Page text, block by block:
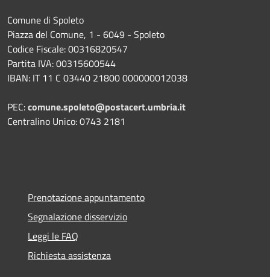
Comune di Spoleto
Piazza del Comune, 1 - 6049 - Spoleto
Codice Fiscale: 00316820547
Partita IVA: 00315600544
IBAN: IT 11 C 03440 21800 000000012038
PEC:comune.spoleto@postacert.umbria.it
Centralino Unico: 0743 2181
Prenotazione appuntamento
Segnalazione disservizio
Leggi le FAQ
Richiesta assistenza